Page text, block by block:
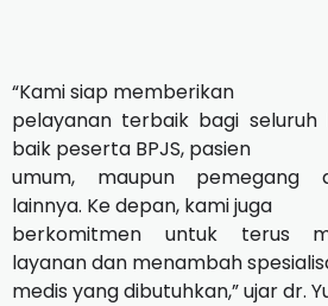
“Kami siap memberikan
pelayanan terbaik bagi seluruh
baik peserta BPJS, pasien
umum, maupun pemegang
lainnya. Ke depan, kami juga
berkomitmen untuk terus
layanan dan menambah
medis yang dibutuhkan,” ujar dr.